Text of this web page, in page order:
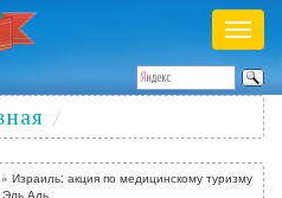
о путешествиях
меню
» Израиль: акция по медицинскому туризму
Эль Аль